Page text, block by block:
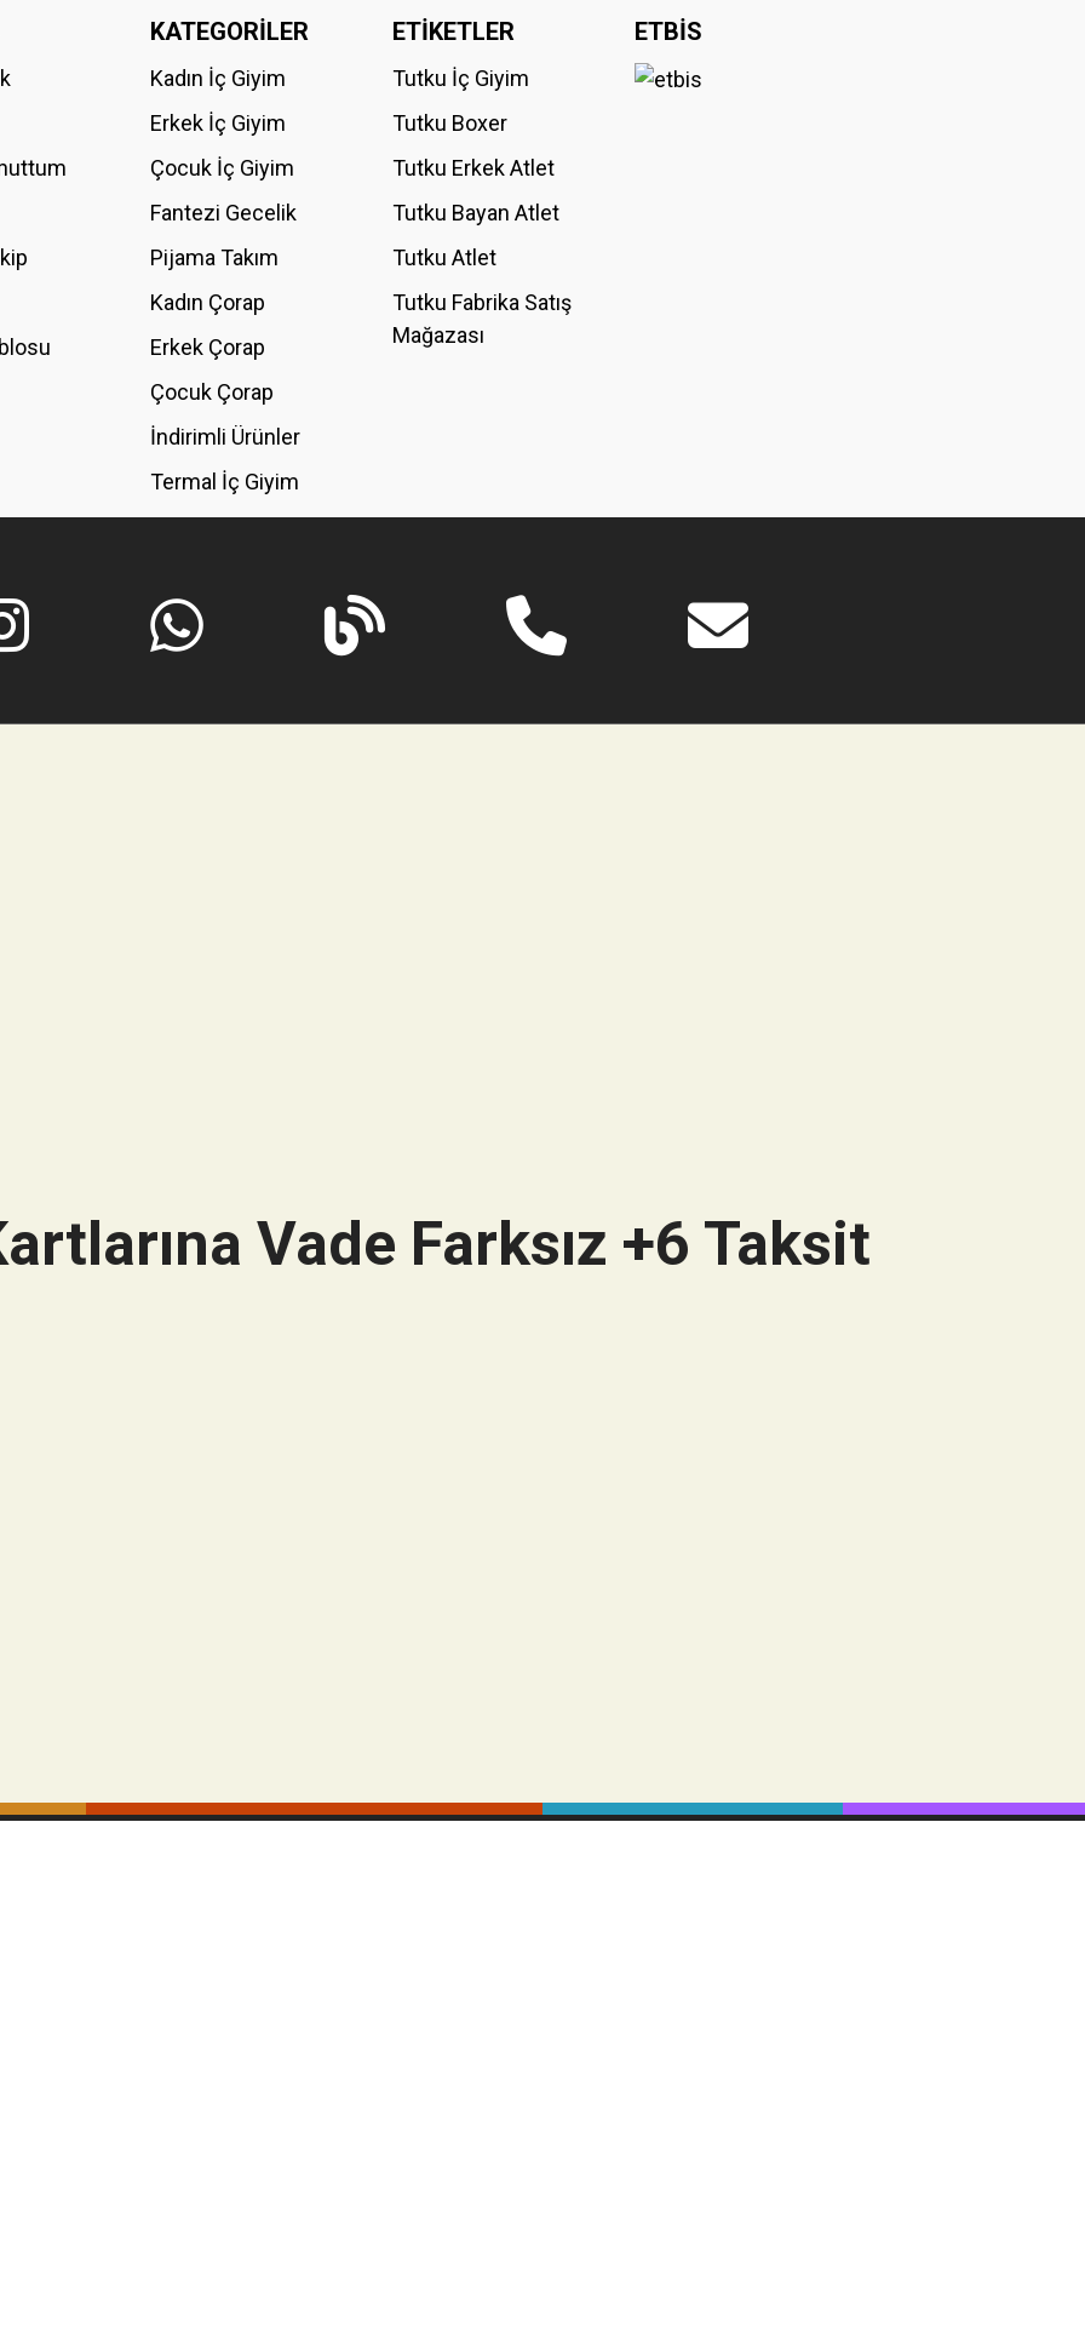
Bu ürüne ilk yorumu siz yapın!
KATEGORİLER
Kadın İç Giyim
Erkek İç Giyim
Çocuk İç Giyim
Fantezi Gecelik
Pijama Takım
Kadın Çorap
Erkek Çorap
Çocuk Çorap
İndirimli Ürünler
Termal İç Giyim
ETİKETLER
Tutku İç Giyim
Tutku Boxer
Tutku Erkek Atlet
Tutku Bayan Atlet
Tutku Atlet
Tutku Fabrika Satış
Mağazası
ETBİS
Vade Farksız +6 Taksit